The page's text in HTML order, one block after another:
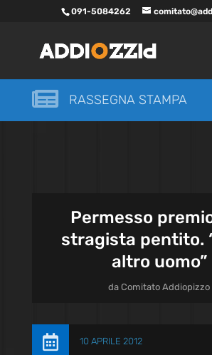
091-5084262
 RASSEGNA STAMPA
Permesso
stragista pentito.
altro uomo”
daComitato Addiopizzo
 10 APRILE 2012